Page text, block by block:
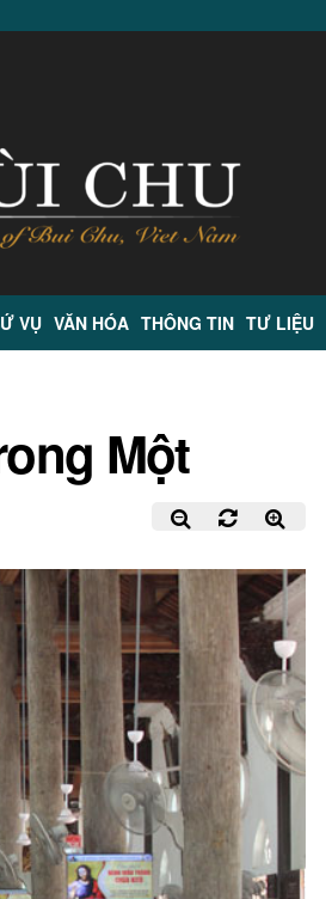
VỤ VĂN HÓA THÔNG TIN TƯ LIỆU
Một